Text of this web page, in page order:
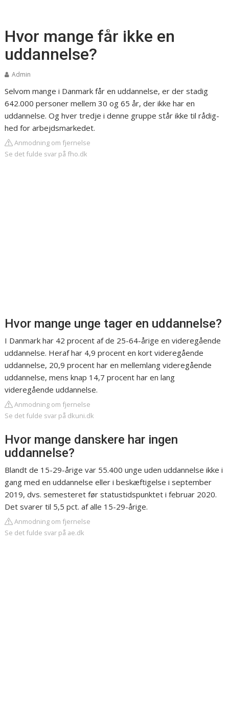
Hvor mange får ikke en
uddannelse?
Admin
Selvom mange i Danmark får en uddannelse, er der stadig
642.000 personer mellem 30 og 65 år, der ikke har en
uddannelse. Og hver tredje i denne gruppe står ikke til rådig-
hed for arbejdsmarkedet.
Anmodning om fjernelse
Se det fulde svar på fho.dk
Hvor mange unge tager en uddannelse?
I Danmark har 42 procent af de 25-64-årige en videregående
uddannelse. Heraf har 4,9 procent en kort videregående
uddannelse, 20,9 procent har en mellemlang videregående
uddannelse, mens knap 14,7 procent har en lang
videregående uddannelse.
Anmodning om fjernelse
Se det fulde svar på dkuni.dk
Hvor mange danskere har ingen
uddannelse?
Blandt de 15-29-årige var 55.400 unge uden uddannelse ikke i
gang med en uddannelse eller i beskæftigelse i september
2019, dvs. semesteret før statustidspunktet i februar 2020.
Det svarer til 5,5 pct. af alle 15-29-årige.
Anmodning om fjernelse
Se det fulde svar på ae.dk